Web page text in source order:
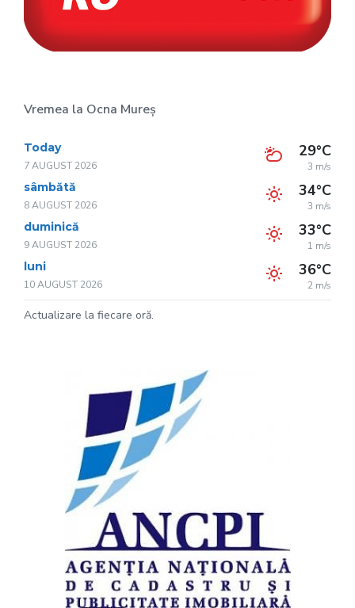
Vremea la Ocna Mureș
Today
7 AUGUST 2026
29°C
3 m/s
sâmbătă
8 AUGUST 2026
34°C
3 m/s
duminică
9 AUGUST 2026
33°C
1 m/s
luni
10 AUGUST 2026
36°C
2 m/s
Actualizare la fiecare oră.